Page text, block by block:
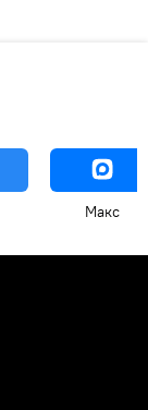
Макс